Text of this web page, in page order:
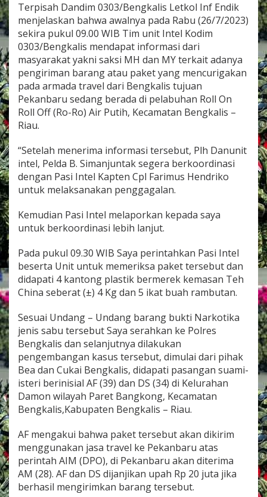
u
-
s
a
b
u
S
e
b
e
r
(
±
)
4
K
Terpisah Dandim 0303/Bengkalis Letkol Inf Endik
menjelaskan bahwa awalnya pada Rabu (26/7/2023)
sekira pukul 09.00 WIB Tim unit Intel Kodim
0303/Bengkalis mendapat informasi dari
masyarakat yakni saksi MH dan MY terkait adanya
pengiriman barang atau paket yang mencurigakan
pada armada travel dari Bengkalis tujuan
Pekanbaru sedang berada di pelabuhan Roll On
Roll Off (Ro-Ro) Air Putih, Kecamatan Bengkalis –
Riau.
“Setelah menerima informasi tersebut, Plh Danunit
intel, Pelda B. Simanjuntak segera berkoordinasi
dengan Pasi Intel Kapten Cpl Farimus Hendriko
untuk melaksanakan penggagalan.
Kemudian Pasi Intel melaporkan kepada saya
untuk berkoordinasi lebih lanjut.
Pada pukul 09.30 WIB Saya perintahkan Pasi Intel
beserta Unit untuk memeriksa paket tersebut dan
didapati 4 kantong plastik bermerek kemasan Teh
China seberat (±) 4 Kg dan 5 ikat buah rambutan.
Sesuai Undang – Undang barang bukti Narkotika
jenis sabu tersebut Saya serahkan ke Polres
Bengkalis dan selanjutnya dilakukan
pengembangan kasus tersebut, dimulai dari pihak
Bea dan Cukai Bengkalis, didapati pasangan suami-
isteri berinisial AF (39) dan DS (34) di Kelurahan
Damon wilayah Paret Bangkong, Kecamatan
Bengkalis,Kabupaten Bengkalis – Riau.
AF mengakui bahwa paket tersebut akan dikirim
menggunakan jasa travel ke Pekanbaru atas
perintah AIM (DPO), di Pekanbaru akan diterima
AM (28). AF dan DS dijanjikan upah Rp 20 juta jika
berhasil mengirimkan barang tersebut.